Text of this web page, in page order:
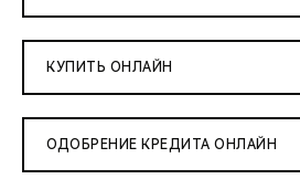
КУПИТЬ ОНЛАЙН
ОДОБРЕНИЕ КРЕДИТА ОНЛАЙН